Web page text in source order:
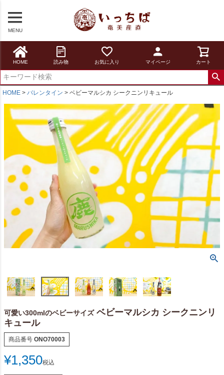
MENU
HOME 読み物 お気に入り マイページ カート
HOME バレンタイン ベビーマルシカ シークニンリキュール
可愛い300mlのベビーサイズ ベビーマルシカ シークニンリ
キュール
商品番号 ONO70003
¥1,350税込